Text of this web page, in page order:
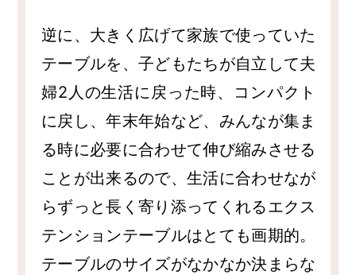
逆に、大きく広げて家族で使っていた
テーブルを、子どもたちが自立して夫
婦2人の生活に戻った時、コンパクト
に戻し、年末年始など、みんなが集ま
る時に必要に合わせて伸び縮みさせる
ことが出来るので、生活に合わせなが
らずっと長く寄り添ってくれるエクス
テンションテーブルはとても画期的。
テーブルのサイズがなかなか決まらな